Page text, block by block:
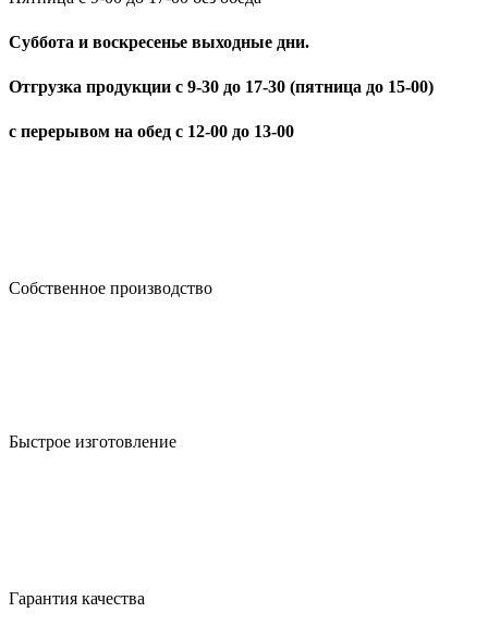
Суббота и воскресенье выходные дни.
Отгрузка продукции с 9-30 до 17-30 (пятница до 15-00)
с перерывом на обед с 12-00 до 13-00
Собственное производство
Быстрое изготовление
Гарантия качества